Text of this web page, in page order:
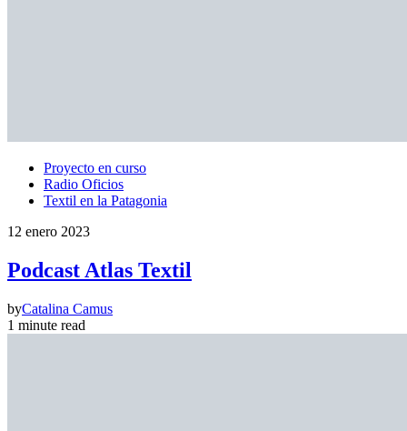
Proyecto en curso
Radio Oficios
Textil en la Patagonia
12 enero 2023
Podcast Atlas Textil
byCatalina Camus
1 minute read